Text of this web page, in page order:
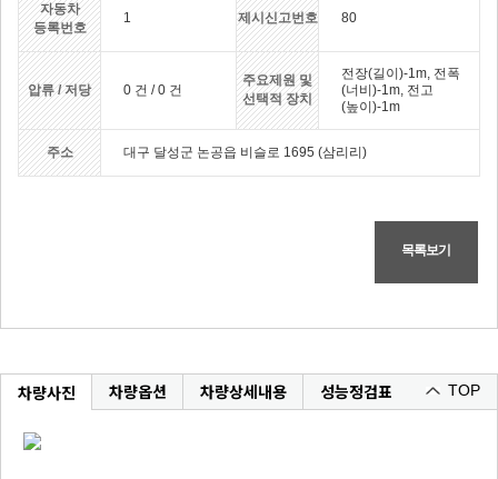
자동차
등록번호
1 제시신고번호 80
압류 / 저당 0 건 / 0 건
주요제원 및
선택적 장치
전장(길이)-1m, 전폭
(너비)-1m, 전고
(높이)-1m
주소 대구 달성군 논공읍 비슬로 1695 (삼리리)
목록보기
차량사진 차량옵션 차량상세내용 성능정검표 TOP